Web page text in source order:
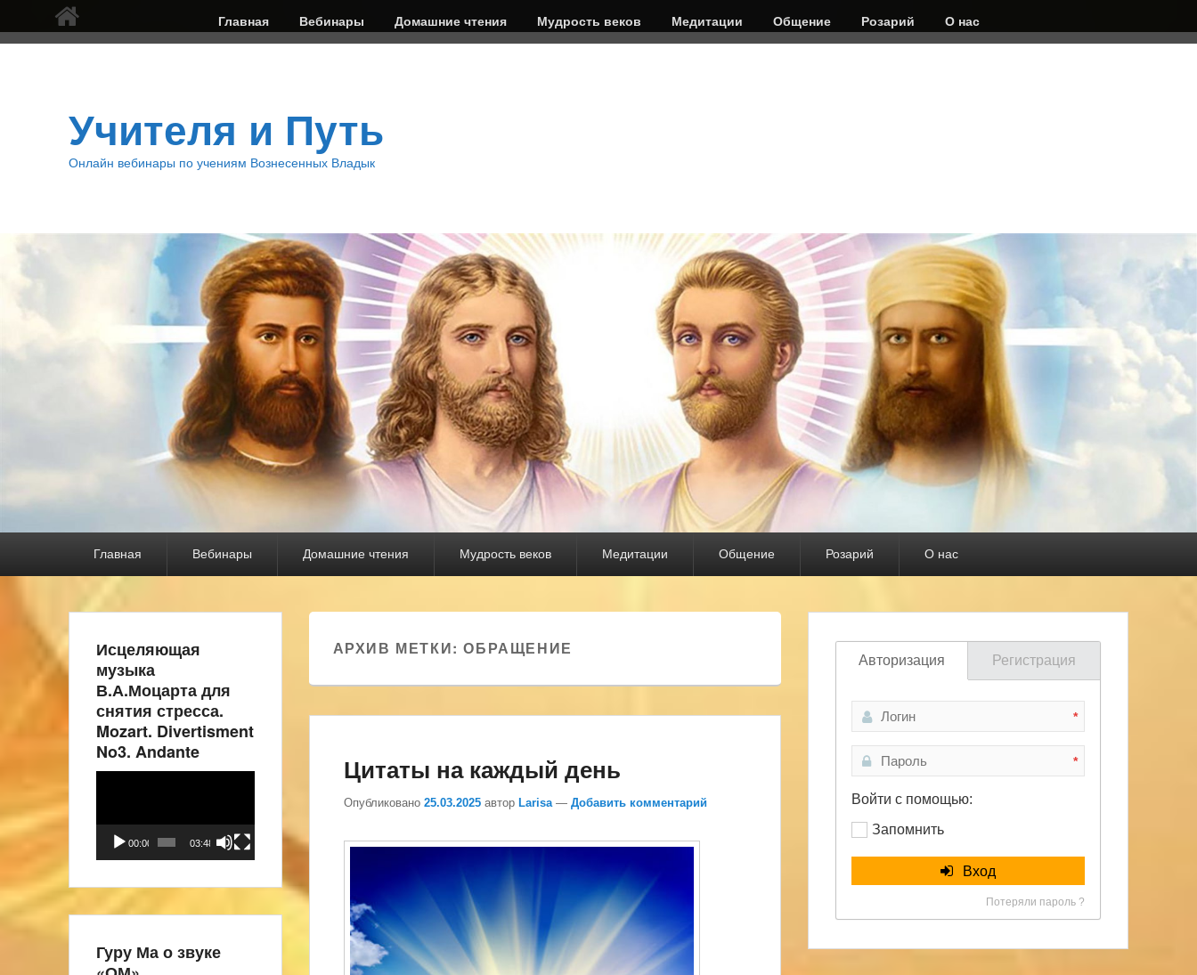
Верхнее
меню
Главная Вебинары Домашние чтения Мудрость веков Медитации Общение Розарий О нас
Учителя и Путь
Онлайн вебинары по учениям Вознесенных Владык
Главная Вебинары Домашние чтения Мудрость веков Медитации Общение Розарий О нас
АРХИВ МЕТКИ:ОБРАЩЕНИЕ
Цитаты на каждый день
Опубликовано 25.03.2025 автор Larisa — Добавить комментарий
Авторизация Регистрация
*
*
Войти с помощью:
Запомнить
Вход
Потеряли пароль ?
Исцеляющая
музыка
В.А.Моцарта для
снятия стресса.
Mozart. Divertisment
No3. Andante
00:00 03:48
Гуру Ма о звуке